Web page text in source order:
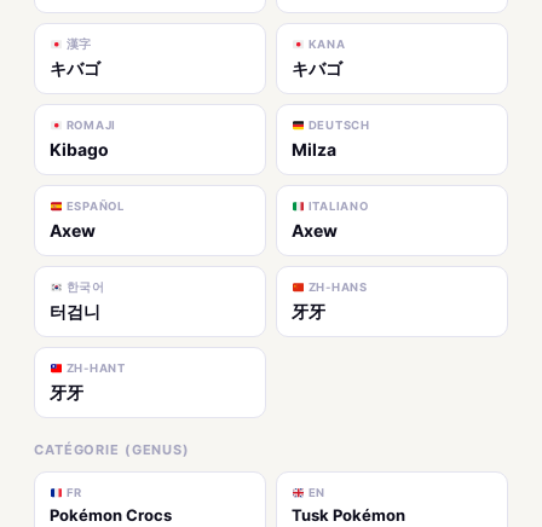
漢字
キバゴ
KANA
キバゴ
ROMAJI
Kibago
DEUTSCH
Milza
ESPAÑOL
Axew
ITALIANO
Axew
한국어
터검니
ZH-HANS
牙牙
ZH-HANT
牙牙
CATÉGORIE (GENUS)
FR
Pokémon Crocs
EN
Tusk Pokémon